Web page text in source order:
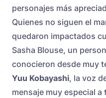
personajes más
Quienes no siguen el
quedaron impactados
Sasha Blouse, un
conocieron desde muy
Yuu Kobayashi, la voz
mensaje muy especial